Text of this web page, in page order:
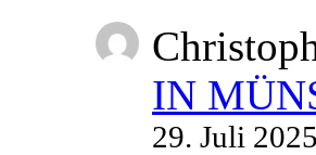
IN
29. Juli 2025